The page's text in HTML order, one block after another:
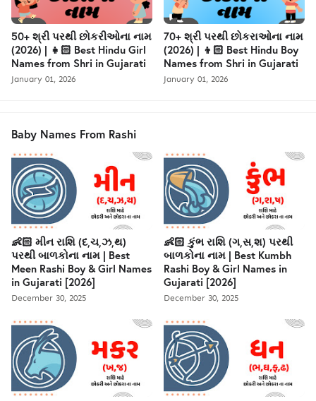
50+ શ્રી પરથી છોકરીઓના નામ
(2026) | 👧🏻 Best Hindu Girl
Names from Shri in Gujarati
January 01, 2026
70+ શ્રી પરથી છોકરાઓના નામ
(2026) | 👦🏻 Best Hindu Boy
Names from Shri in Gujarati
January 01, 2026
Baby Names From Rashi
👶🏻 મીન રાશિ (દ,ચ,ઝ,થ)
પરથી બાળકોના નામ | Best
Meen Rashi Boy & Girl Names
in Gujarati [2026]
December 30, 2025
👶🏻 કુંભ રાશિ (ગ,સ,શ) પરથી
બાળકોના નામ | Best Kumbh
Rashi Boy & Girl Names in
Gujarati [2026]
December 30, 2025